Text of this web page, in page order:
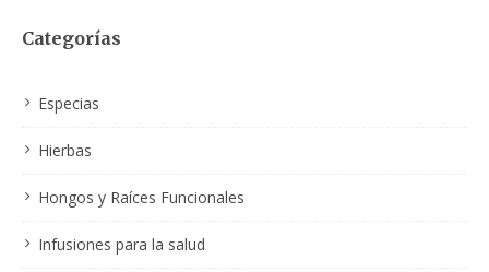
Categorías
Especias
Hierbas
Hongos y Raíces Funcionales
Infusiones para la salud